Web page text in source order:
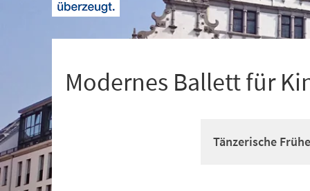
Modernes Ballett für
Tänzerische